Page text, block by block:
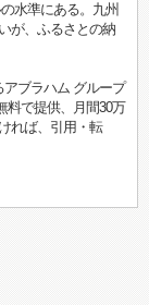
水準にある。九州
が、ふるさとの納
ブラハム グループ
料で提供、月間30万
れば、引用・転